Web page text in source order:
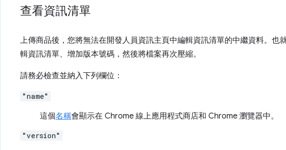
查看資訊清單
上傳商品後，您將無法在開發人員資訊主頁中編輯資訊清單的中繼資料。也
輯資訊清單、增加版本號碼，然後將檔案再次壓縮。
請務必檢查並納入下列欄位：
"name"
這個名稱會顯示在 Chrome 線上應用程式商店和 Chrome 瀏覽器中。
"version"